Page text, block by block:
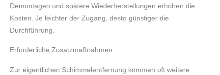
Demontagen und spätere Wiederherstellungen erhöhen die
Kosten. Je leichter der Zugang, desto günstiger die
Durchführung.
Erforderliche Zusatzmaßnahmen
Zur eigentlichen Schimmelentfernung kommen oft weitere